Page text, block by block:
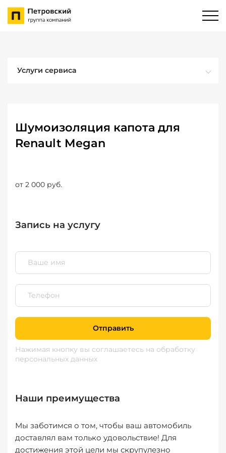
Услуги сервиса
Шумоизоляция капота для
Renault Megan
от 2 000 руб.
Запись на услугу
Отправить
Нажимая кнопку вы соглашаетесь на обработку
персональных данных
Наши преимущества
Мы заботимся о том, чтобы ваш автомобиль
доставлял вам только удовольствие! Для
достижения этой цели мы скрупулезно